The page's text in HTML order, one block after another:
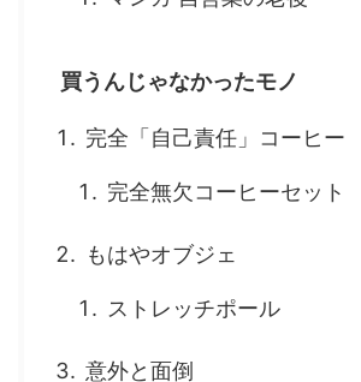
買うんじゃなかったモノ
完全「自己責任」コーヒー
完全無欠コーヒーセット
もはやオブジェ
ストレッチポール
意外と面倒